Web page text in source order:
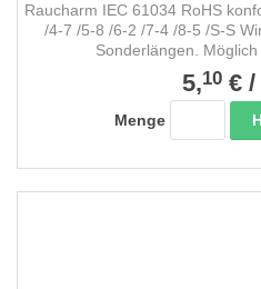
Raucharm IEC 61034 RoHS
/4-7 /5-8 /6-2 /7-4 /8-5 /S-S
Sonderlängen. Möglich
5,10 € /
Menge